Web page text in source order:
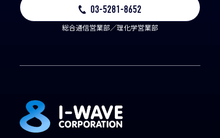
03-5281-8652
総合通信営業部／理化学営業部